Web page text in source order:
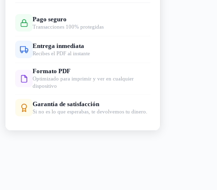
Pago seguro
Transacciones 100% protegidas
Entrega inmediata
Recibes el PDF al instante
Formato PDF
Optimizado para imprimir y ver en cualquier
dispositivo
Garantía de satisfacción
Si no es lo que esperabas, te devolvemos tu dinero.